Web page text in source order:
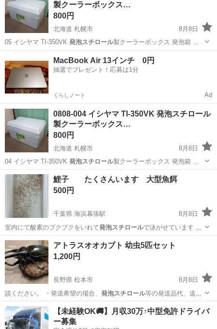
製クーラーボックス…
800円
北海道 札幌市
8月8日
05 イシヤマ TI-350VK 発泡スチロール 製クーラーボックス 発泡箱 …
発泡スチロール
MacBook Air 13インチ 0円
抽選でプレゼント！応募は1分
くらしノート Ad
0808-004 イシヤマ TI-350VK 発泡スチロール
製クーラーボックス…
800円
北海道 札幌市
8月8日
04 イシヤマ TI-350VK 発泡スチロール 製クーラーボックス 発泡箱 …
北海道 札幌市 スポーツ 発泡スチロール
鯉子 たくさんいます 大型魚餌
500円
千葉県 海浜幕張駅
8月8日
室内にて酸素のブクブクをいれて発泡スチロールで泳がせています お
渡し事、酸素…
千葉 千葉市 海浜幕張駅 その他 どじょう
アトラスオオカブト 幼虫5匹セット
1,200円
長野県 松本市
8月8日
談ください。 ・発送希望の場合、 発泡スチロール等の発送品代、送料
をご負担いただけ…
長野 松本市 その他 アトラスオオカブト
【未経験OK🚚】月収30万↑中型免許ドライバ
ー募集